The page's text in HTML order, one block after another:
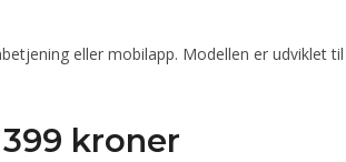
eller mobilapp. Modellen er udviklet
kroner